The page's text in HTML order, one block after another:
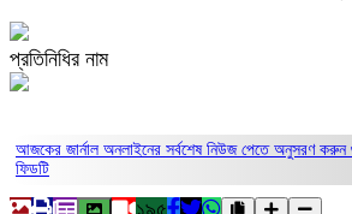
প্রতিনিধির নাম
আজকের জার্নাল অনলাইনের সর্বশেষ নিউজ পেতে অনুসরণ করুন
ফিডটি
১৯৫